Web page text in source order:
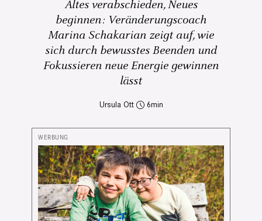
Altes verabschieden, Neues
beginnen: Veränderungscoach
Marina Schakarian zeigt auf, wie
sich durch bewusstes Beenden und
Fokussieren neue Energie gewinnen
lässt
Ursula Ott 6